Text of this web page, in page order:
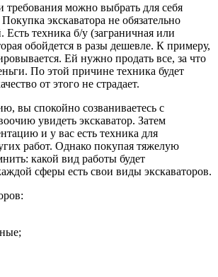
требования можно выбрать для себя
экскаватора не обязательно
техника б/у (заграничная или
обойдется в разы дешевле. К примеру,
Ей нужно продать все, за что
По этой причине техника будет
от этого не страдает.
вы спокойно созваниваетесь с
увидеть экскаватор. Затем
и у вас есть техника для
работ. Однако покупая тяжелую
какой вид работы будет
сферы есть свои виды экскаваторов.